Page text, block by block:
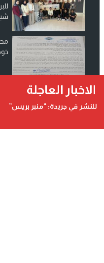
خوض
انضم الينا على
الاخبار العاجلة
للنشر في جريدة: “منبر بريس”